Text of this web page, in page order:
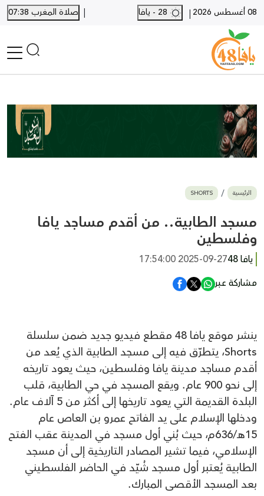
08 أغسطس 2026 |
| صلاة المغرب 07:38
أخبار محلية
أخبار يافا
SHORTS
أخبار اللد والرملة
بيع وشراء
أخبار القدس
وفيات
المزيد
ارسل خبر
الرئيسية SHORTS
مسجد الطابية.. من أقدم مساجد يافا
وفلسطين
يافا 48
2025-09-27 17:54:00
مشاركة عبر
ينشر موقع يافا 48 مقطع فيديو جديد ضمن سلسلة
Shorts، يتطرّق فيه إلى مسجد الطابية الذي يُعد من
أقدم مساجد مدينة يافا وفلسطين، حيث يعود تاريخه
إلى نحو 900 عام. ويقع المسجد في حي الطابية، قلب
البلدة القديمة التي يعود تاريخها إلى أكثر من 5 آلاف عام.
ودخلها الإسلام على يد الفاتح عمرو بن العاص عام
15هـ/636م، حيث بُني أول مسجد في المدينة عقب الفتح
الإسلامي، فيما تشير المصادر التاريخية إلى أن مسجد
الطابية يُعتبر أول مسجد شُيّد في الحاضر الفلسطيني
بعد المسجد الأقصى المبارك.